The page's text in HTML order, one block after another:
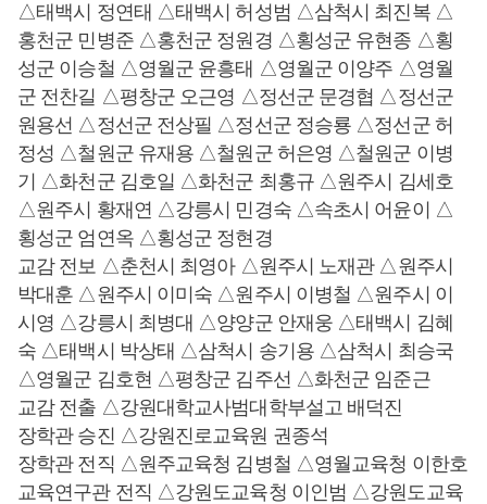
△태백시 정연태 △태백시 허성범 △삼척시 최진복 △
홍천군 민병준 △홍천군 정원경 △횡성군 유현종 △횡
성군 이승철 △영월군 윤흥태 △영월군 이양주 △영월
군 전찬길 △평창군 오근영 △정선군 문경협 △정선군
원용선 △정선군 전상필 △정선군 정승룡 △정선군 허
정성 △철원군 유재용 △철원군 허은영 △철원군 이병
기 △화천군 김호일 △화천군 최홍규 △원주시 김세호
△원주시 황재연 △강릉시 민경숙 △속초시 어윤이 △
횡성군 엄연옥 △횡성군 정현경
교감 전보 △춘천시 최영아 △원주시 노재관 △원주시
박대훈 △원주시 이미숙 △원주시 이병철 △원주시 이
시영 △강릉시 최병대 △양양군 안재웅 △태백시 김혜
숙 △태백시 박상태 △삼척시 송기용 △삼척시 최승국
△영월군 김호현 △평창군 김주선 △화천군 임준근
교감 전출 △강원대학교사범대학부설고 배덕진
장학관 승진 △강원진로교육원 권종석
장학관 전직 △원주교육청 김병철 △영월교육청 이한호
교육연구관 전직 △강원도교육청 이인범 △강원도교육